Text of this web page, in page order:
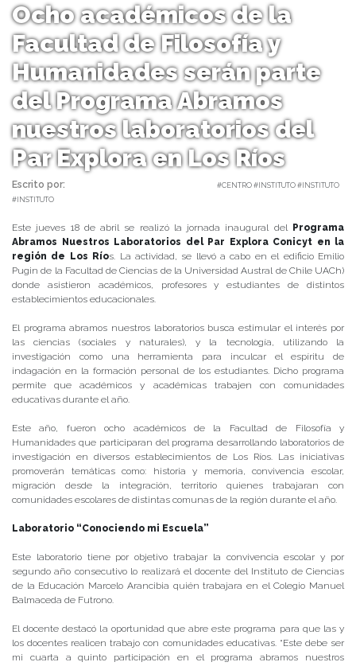
Ocho académicos de la
Facultad de Filosofía y
Humanidades serán parte
del Programa Abramos
nuestros laboratorios del
Par Explora en Los Ríos
Escrito por:
#CENTRO #INSTITUTO #INSTITUTO
#INSTITUTO
Este jueves 18 de abril se realizó la jornada inaugural del Programa
Abramos Nuestros Laboratorios del Par Explora Conicyt en la
región de Los Ríos. La actividad, se llevó a cabo en el edificio Emilio
Pugin de la Facultad de Ciencias de la Universidad Austral de Chile UACh)
donde asistieron académicos, profesores y estudiantes de distintos
establecimientos educacionales.
El programa abramos nuestros laboratorios busca estimular el interés por
las ciencias (sociales y naturales), y la tecnología, utilizando la
investigación como una herramienta para inculcar el espíritu de
indagación en la formación personal de los estudiantes. Dicho programa
permite que académicos y académicas trabajen con comunidades
educativas durante el año.
Este año, fueron ocho académicos de la Facultad de Filosofía y
Humanidades que participaran del programa desarrollando laboratorios de
investigación en diversos establecimientos de Los Ríos. Las iniciativas
promoverán temáticas como: historia y memoria, convivencia escolar,
migración desde la integración, territorio quienes trabajaran con
comunidades escolares de distintas comunas de la región durante el año.
Laboratorio “Conociendo mi Escuela”
Este laboratorio tiene por objetivo trabajar la convivencia escolar y por
segundo año consecutivo lo realizará el docente del Instituto de Ciencias
de la Educación Marcelo Arancibia quién trabajara en el Colegio Manuel
Balmaceda de Futrono.
El docente destacó la oportunidad que abre este programa para que las y
los docentes realicen trabajo con comunidades educativas. “Este debe ser
mi cuarta a quinto participación en el programa abramos nuestros